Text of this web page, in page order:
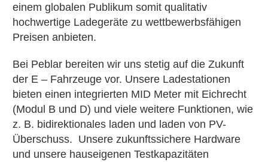
einem globalen Publikum somit qualitativ
hochwertige Ladegeräte zu wettbewerbsfähigen
Preisen anbieten.
Bei Peblar bereiten wir uns stetig auf die Zukunft
der E – Fahrzeuge vor. Unsere Ladestationen
bieten einen integrierten MID Meter mit Eichrecht
(Modul B und D) und viele weitere Funktionen, wie
z. B. bidirektionales laden und laden von PV-
Überschuss. Unsere zukunftssichere Hardware
und unsere hauseigenen Testkapazitäten